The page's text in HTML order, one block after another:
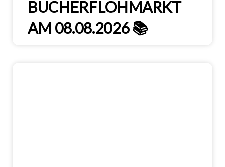
BÜCHERFLOHMARKT
AM 08.08.2026 📚